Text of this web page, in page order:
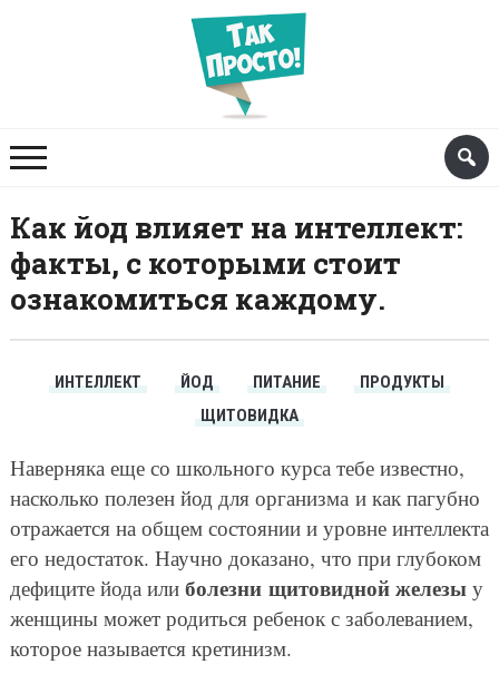
Как йод влияет на интеллект:
факты, с которыми стоит
ознакомиться каждому.
ИНТЕЛЛЕКТ ЙОД ПИТАНИЕ
ПРОДУКТЫ
ЩИТОВИДКА
Наверняка еще со школьного курса тебе известно,
насколько полезен йод для организма и как пагубно
отражается на общем состоянии и уровне интеллекта
его недостаток. Научно доказано, что при глубоком
дефиците йода или болезни щитовидной железыу
женщины может родиться ребенок с заболеванием,
которое называется кретинизм.